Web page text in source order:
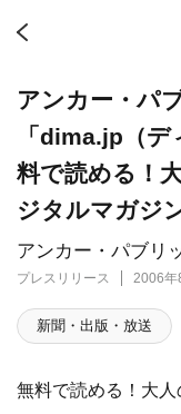
アンカー・パブリ
プレスリリース 2006年
アンカー・パ
「dima.jp（
料で読める！
ジタルマガジ
新聞・出版・放送
無料で読める！大